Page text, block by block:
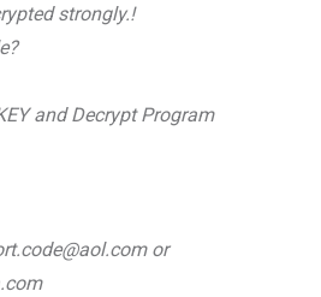
strongly.!
and Decrypt Program
or